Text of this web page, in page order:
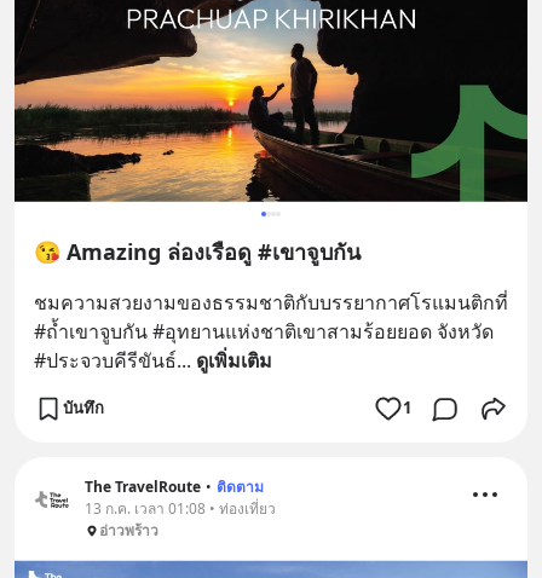
😘 Amazing ล่องเรือดู #เขาจูบกัน
ชมความสวยงามของธรรมชาติกับบรรยากาศโรแมนติกที่
#ถ้ำเขาจูบกัน #อุทยานแห่งชาติเขาสามร้อยยอด จังหวัด
#ประจวบคีรีขันธ์... ดูเพิ่มเติม
บันทึก 1
The TravelRoute • ติดตาม
13 ก.ค. เวลา 01:08 • ท่องเที่ยว
อ่าวพร้าว